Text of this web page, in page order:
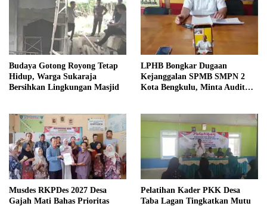
Budaya Gotong Royong Tetap
Hidup, Warga Sukaraja
Bersihkan Lingkungan Masjid
LPHB Bongkar Dugaan
Kejanggalan SPMB SMPN 2
Kota Bengkulu, Minta Audit
Musdes RKPDes 2027 Desa
Gajah Mati Bahas Prioritas
Pelatihan Kader PKK Desa
Taba Lagan Tingkatkan Mutu